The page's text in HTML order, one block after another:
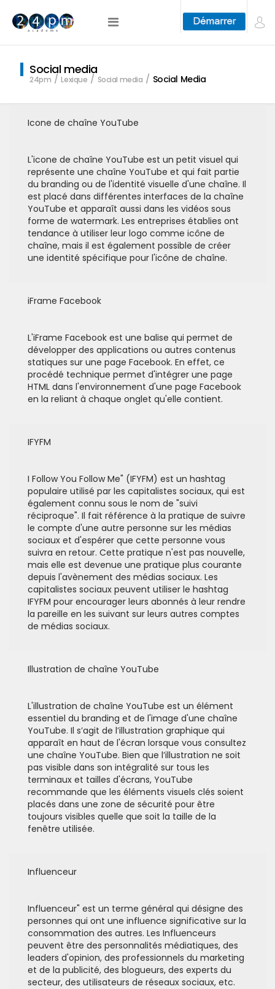
Social media
24pm Lexique Social media Social Media
Icone de chaîne YouTube
L'icone de chaîne YouTube est un petit visuel qui
représente une chaîne YouTube et qui fait partie
du branding ou de l'identité visuelle d'une chaîne. Il
est placé dans différentes interfaces de la chaîne
YouTube et apparaît aussi dans les vidéos sous
forme de watermark. Les entreprises établies ont
tendance à utiliser leur logo comme icône de
chaîne, mais il est également possible de créer
une identité spécifique pour l'icône de chaîne.
iFrame Facebook
L'iFrame Facebook est une balise qui permet de
développer des applications ou autres contenus
statiques sur une page Facebook. En effet, ce
procédé technique permet d'intégrer une page
HTML dans l'environnement d'une page Facebook
en la reliant à chaque onglet qu'elle contient.
IFYFM
I Follow You Follow Me" (IFYFM) est un hashtag
populaire utilisé par les capitalistes sociaux, qui est
également connu sous le nom de "suivi
réciproque". Il fait référence à la pratique de suivre
le compte d'une autre personne sur les médias
sociaux et d'espérer que cette personne vous
suivra en retour. Cette pratique n'est pas nouvelle,
mais elle est devenue une pratique plus courante
depuis l'avènement des médias sociaux. Les
capitalistes sociaux peuvent utiliser le hashtag
IFYFM pour encourager leurs abonnés à leur rendre
la pareille en les suivant sur leurs autres comptes
de médias sociaux.
Illustration de chaîne YouTube
L'illustration de chaîne YouTube est un élément
essentiel du branding et de l'image d'une chaîne
YouTube. Il s’agit de l’illustration graphique qui
apparaît en haut de l'écran lorsque vous consultez
une chaîne YouTube. Bien que l’illustration ne soit
pas visible dans son intégralité sur tous les
terminaux et tailles d'écrans, YouTube
recommande que les éléments visuels clés soient
placés dans une zone de sécurité pour être
toujours visibles quelle que soit la taille de la
fenêtre utilisée.
Influenceur
Influenceur" est un terme général qui désigne des
personnes qui ont une influence significative sur la
consommation des autres. Les Influenceurs
peuvent être des personnalités médiatiques, des
leaders d'opinion, des professionnels du marketing
et de la publicité, des blogueurs, des experts du
secteur, des utilisateurs de réseaux sociaux, etc.